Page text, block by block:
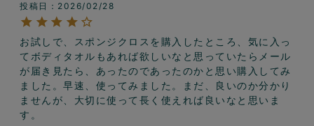
投稿日
2026/02/28
お試しで、スポンジクロスを購入したところ、気に入っ
てボディタオルもあれば欲しいなと思っていたらメール
が届き見たら、あったのであったのかと思い購入してみ
ました。早速、使ってみました。まだ、良いのか分かり
ませんが、大切に使って長く使えれば良いなと思いま
す。